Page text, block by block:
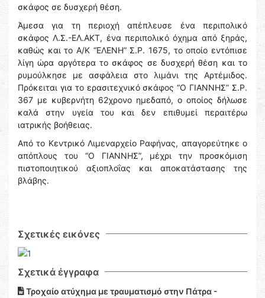
σκάφος σε δυσχερή θέση.
Άμεσα για τη περιοχή απέπλευσε ένα περιπολικό
σκάφος Λ.Σ.-ΕΛ.ΑΚΤ, ένα περιπολικό όχημα από ξηράς,
καθώς και το Α/Κ “ΕΛΕΝΗ” Σ.Ρ. 1675, το οποίο εντόπισε
λίγη ώρα αργότερα το σκάφος σε δυσχερή θέση και το
ρυμούλκησε με ασφάλεια στο λιμάνι της Αρτέμιδος.
Πρόκειται για το ερασιτεχνικό σκάφος “Ο ΓΙΑΝΝΗΣ” Σ.Ρ.
367 με κυβερνήτη 62χρονο ημεδαπό, ο οποίος δήλωσε
καλά στην υγεία του και δεν επιθυμεί περαιτέρω
ιατρικής βοήθειας.
Από το Κεντρικό Λιμεναρχείο Ραφήνας, απαγορεύτηκε ο
απόπλους του “Ο ΓΙΑΝΝΗΣ”, μέχρι την προσκόμιση
πιστοποιητικού αξιοπλοΐας και αποκατάστασης της
βλάβης.
Σχετικές εικόνες
Σχετικά έγγραφα
Τροχαίο ατύχημα με τραυματισμό στην Πάτρα -